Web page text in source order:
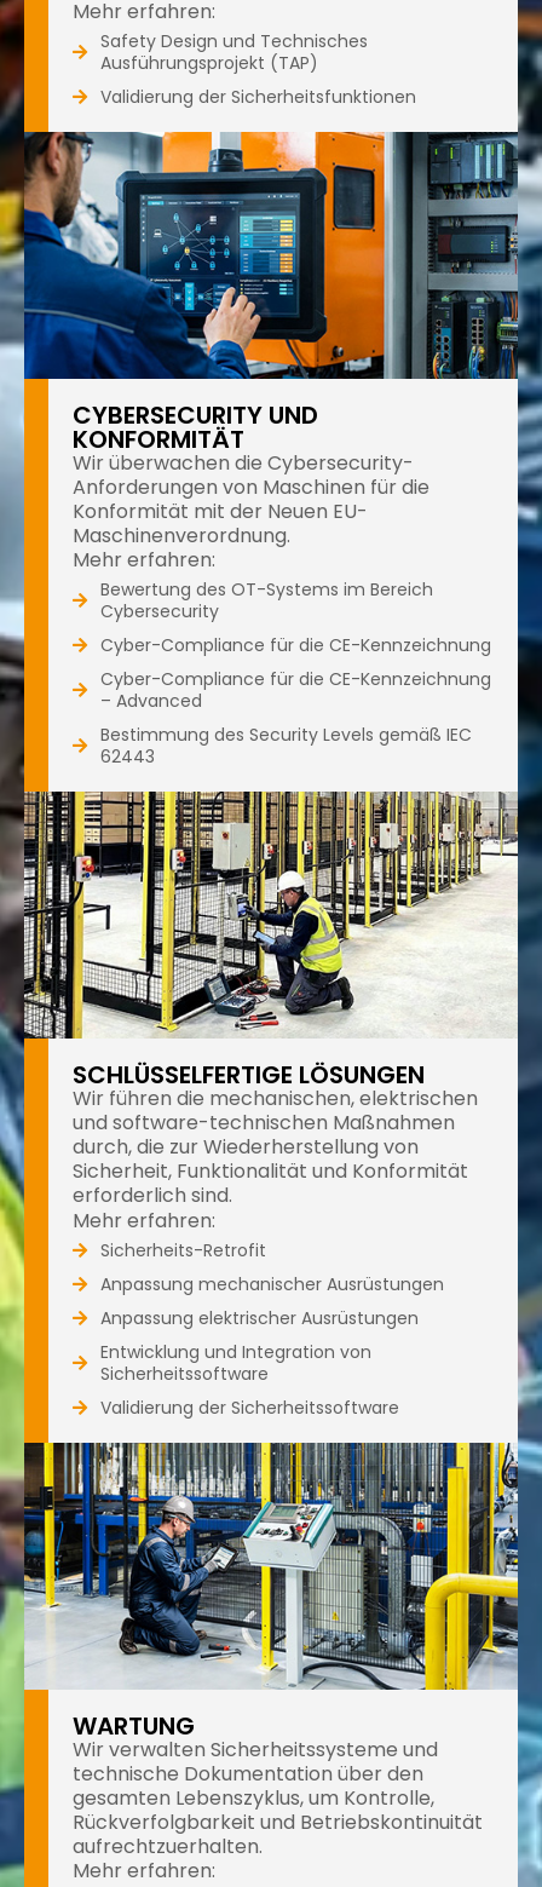
Mehr erfahren:
Safety Design und Technisches
Ausführungsprojekt (TAP)
Validierung der Sicherheitsfunktionen
CYBERSECURITY UND
KONFORMITÄT
Wir überwachen die Cybersecurity-
Anforderungen von Maschinen für die
Konformität mit der Neuen EU-
Maschinenverordnung.
Mehr erfahren:
Bewertung des OT-Systems im Bereich
Cybersecurity
Cyber-Compliance für die CE-Kennzeichnung
Cyber-Compliance für die CE-Kennzeichnung
– Advanced
Bestimmung des Security Levels gemäß IEC
62443
SCHLÜSSELFERTIGE LÖSUNGEN
Wir führen die mechanischen, elektrischen
und software-technischen Maßnahmen
durch, die zur Wiederherstellung von
Sicherheit, Funktionalität und Konformität
erforderlich sind.
Mehr erfahren:
Sicherheits-Retrofit
Anpassung mechanischer Ausrüstungen
Anpassung elektrischer Ausrüstungen
Entwicklung und Integration von
Sicherheitssoftware
Validierung der Sicherheitssoftware
WARTUNG
Wir verwalten Sicherheitssysteme und
technische Dokumentation über den
gesamten Lebenszyklus, um Kontrolle,
Rückverfolgbarkeit und Betriebskontinuität
aufrechtzuerhalten.
Mehr erfahren: